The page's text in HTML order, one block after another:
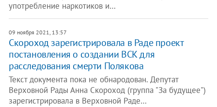
употребление наркотиков и…
09 ноября 2021, 13:57
Скороход зарегистрировала в Раде проект
постановления о создании ВСК для
расследования смерти Полякова
Текст документа пока не обнародован. Депутат
Верховной Рады Анна Скороход (группа "За будущее")
зарегистрировала в Верховной Раде…